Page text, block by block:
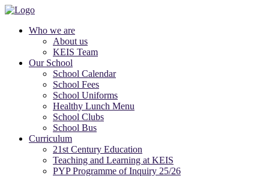
Who we are
About us
KEIS Team
Our School
School Calendar
School Fees
School Uniforms
Healthy Lunch Menu
School Clubs
School Bus
Curriculum
21st Century Education
Teaching and Learning at KEIS
PYP Programme of Inquiry 25/26